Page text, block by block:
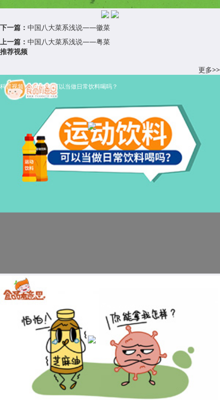
下一篇： 中国八大菜系浅说——徽菜
上一篇： 中国八大菜系浅说——粤菜
推荐视频
更多>>
科普视频：运动饮料可以当做日常饮料喝吗？